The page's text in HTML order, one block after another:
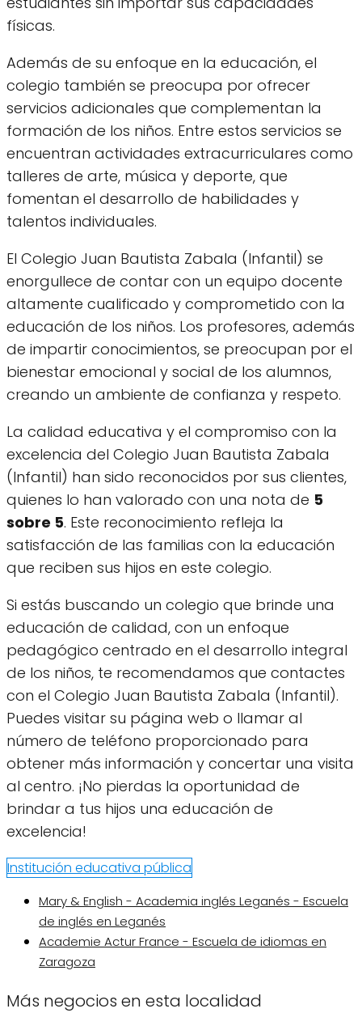
físicas.
Además de su enfoque en la educación, el
colegio también se preocupa por ofrecer
servicios adicionales que complementan la
formación de los niños. Entre estos servicios se
encuentran actividades extracurriculares como
talleres de arte, música y deporte, que
fomentan el desarrollo de habilidades y
talentos individuales.
El Colegio Juan Bautista Zabala (Infantil) se
enorgullece de contar con un equipo docente
altamente cualificado y comprometido con la
educación de los niños. Los profesores, además
de impartir conocimientos, se preocupan por el
bienestar emocional y social de los alumnos,
creando un ambiente de confianza y respeto.
La calidad educativa y el compromiso con la
excelencia del Colegio Juan Bautista Zabala
(Infantil) han sido reconocidos por sus clientes,
quienes lo han valorado con una nota de 5
sobre 5. Este reconocimiento refleja la
satisfacción de las familias con la educación
que reciben sus hijos en este colegio.
Si estás buscando un colegio que brinde una
educación de calidad, con un enfoque
pedagógico centrado en el desarrollo integral
de los niños, te recomendamos que contactes
con el Colegio Juan Bautista Zabala (Infantil).
Puedes visitar su página web o llamar al
número de teléfono proporcionado para
obtener más información y concertar una visita
al centro. ¡No pierdas la oportunidad de
brindar a tus hijos una educación de
excelencia!
Institución educativa pública
Mary & English - Academia inglés Leganés - Escuela
de inglés en Leganés
Academie Actur France - Escuela de idiomas en
Zaragoza
Más negocios en esta localidad